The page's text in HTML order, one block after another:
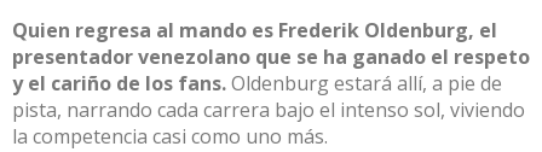
Quien regresa al mando es Frederik Oldenburg, el
presentador venezolano que se ha ganado el respeto
y el cariño de los fans.Oldenburg estará allí, a pie de
pista, narrando cada carrera bajo el intenso sol, viviendo
la competencia casi como uno más. ​